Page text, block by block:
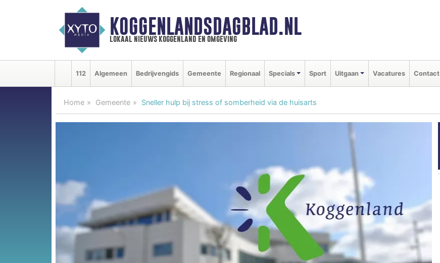
KOGGENLANDSDAGBLAD.NL
lokaal nieuws koggenland en omgeving
112 Algemeen Bedrijvengids Gemeente Regionaal Specials Sport Uitgaan Vacatures Contact
Home Gemeente Sneller hulp bij stress of somberheid via de huisarts